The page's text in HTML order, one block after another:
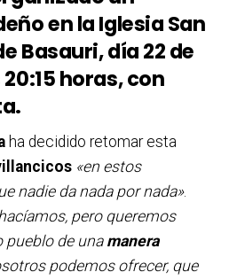
en la Iglesia San
Basauri, día 22 de
horas, con
ha decidido retomar esta
«en estos
nadie da nada por nada».
pero queremos
pueblo de una manera
podemos ofrecer, que